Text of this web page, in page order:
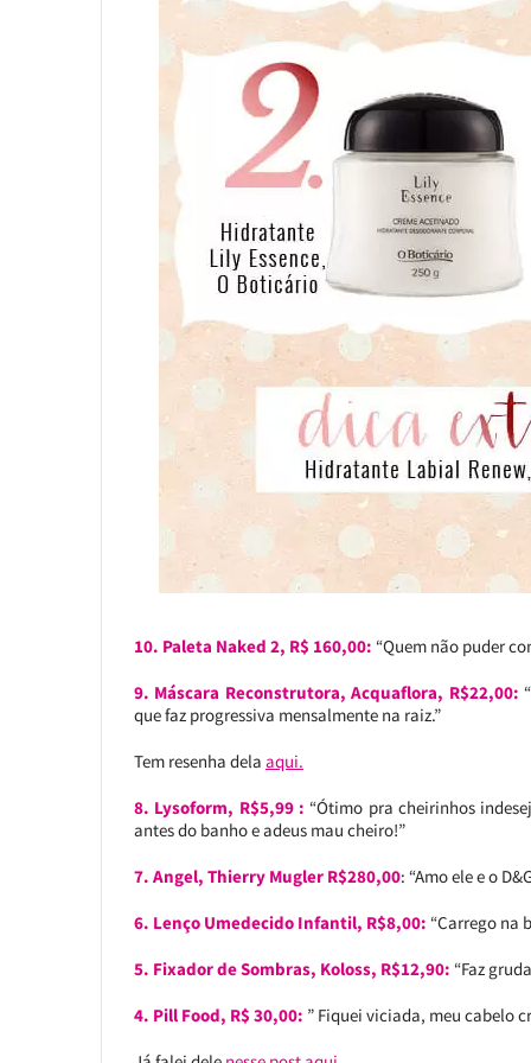
10. Paleta Naked 2, R$ 160,00: “Quem não puder
9. Máscara Reconstrutora, Acquaflora, R$22,00:
que faz progressiva mensalmente na raiz.”
Tem resenha dela aqui.
8. Lysoform, R$5,99 : “Ótimo pra cheirinhos
antes do banho e adeus mau cheiro!”
7. Angel, Thierry Mugler R$280,00: “Amo ele e o
6. Lenço Umedecido Infantil, R$8,00: “Carrego na
5. Fixador de Sombras, Koloss, R$12,90: “Faz
4. Pill Food, R$ 30,00: ” Fiquei viciada, meu cabelo